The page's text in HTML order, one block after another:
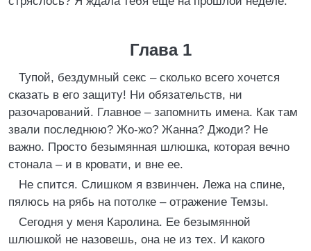
Глава 1
Тупой, бездумный секс – сколько всего хочется
сказать в его защиту! Ни обязательств, ни
разочарований. Главное – запомнить имена. Как там
звали последнюю? Жо-жо? Жанна? Джоди? Не
важно. Просто безымянная шлюшка, которая вечно
стонала – и в кровати, и вне ее.
Не спится. Слишком я взвинчен. Лежа на спине,
пялюсь на рябь на потолке – отражение Темзы.
Сегодня у меня Каролина. Ее безымянной
шлюшкой не назовешь, она не из тех. И какого